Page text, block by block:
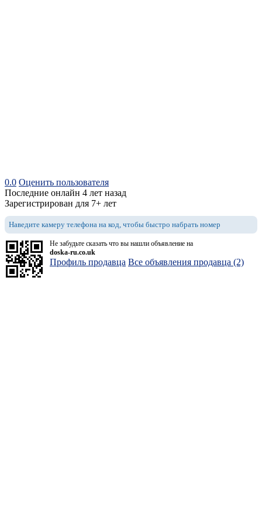
0.0 Оценить пользователя
Последние онлайн 4 лет назад
Зарегистрирован для 7+ лет
Наведите камеру телефона на код, чтобы быстро набрать номер
Не забудьте сказать что вы нашли объявление на
doska-ru.co.uk
Профиль продавца Все объявления продавца (2)